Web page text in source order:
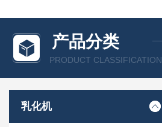
产品分类
PRODUCT CLASSIFICATION
乳化机